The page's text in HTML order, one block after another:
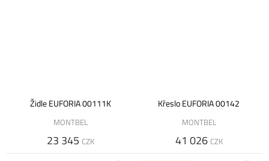
Židle EUFORIA 00111K
MONTBEL
23 345 CZK
Křeslo EUFORIA 00142
MONTBEL
41 026 CZK